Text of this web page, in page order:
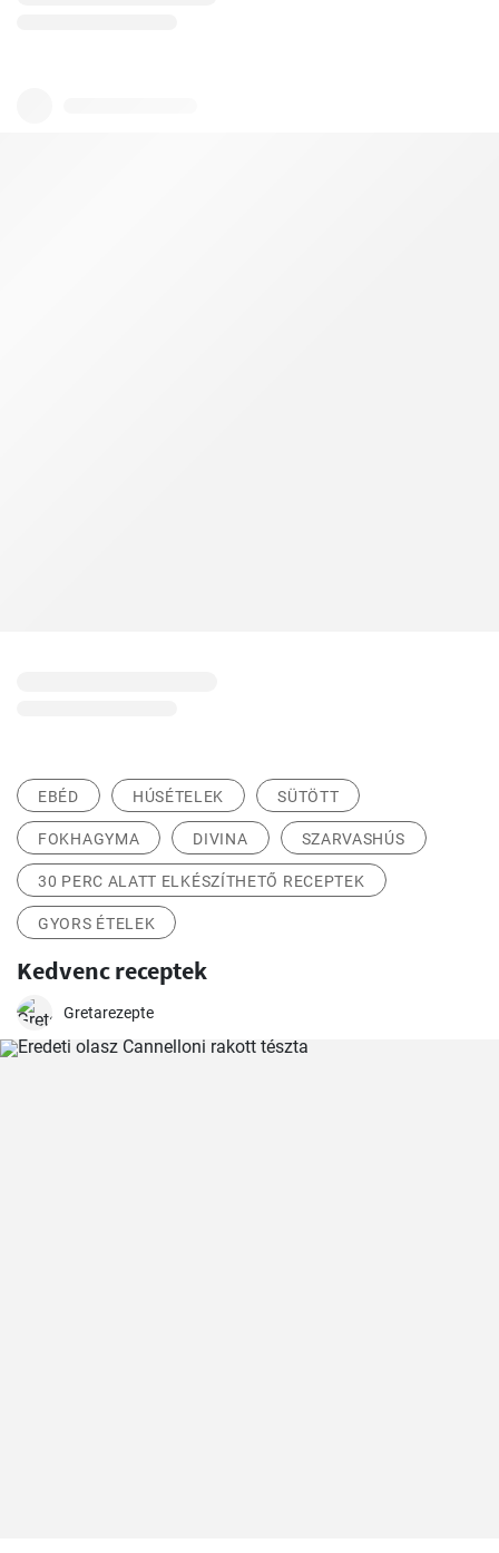
EBÉD HÚSÉTELEK SÜTÖTT
FOKHAGYMA DIVINA SZARVASHÚS
30 PERC ALATT ELKÉSZÍTHETŐ RECEPTEK
GYORS ÉTELEK
Kedvenc receptek
Gretarezepte